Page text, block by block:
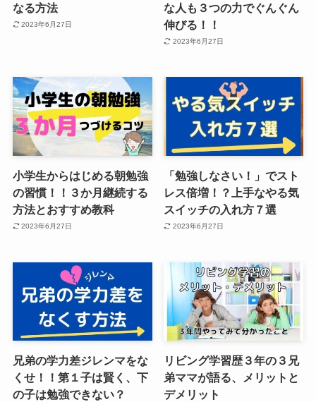
なる方法
2023年6月27日
な人も３つの力でぐんぐん
伸びる！！
2023年6月27日
小学生からはじめる朝勉強
の習慣！！３か月継続する
方法とおすすめ教科
2023年6月27日
「勉強しなさい！」でスト
レス倍増！？上手なやる気
スイッチの入れ方７選
2023年6月27日
兄弟の学力差ジレンマをな
くせ！！第１子は賢く、下
の子は勉強できない？
リビング学習歴３年の３兄
弟ママが語る、メリットと
デメリット